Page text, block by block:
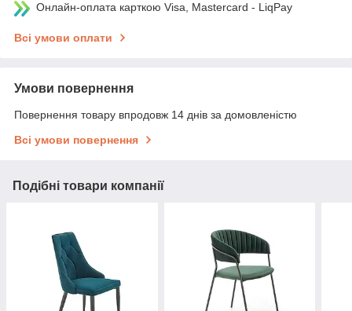
Онлайн-оплата карткою Visa, Mastercard - LiqPay
Всі умови оплати
Умови повернення
Повернення товару впродовж 14 днів за домовленістю
Всі умови повернення
Подібні товари компанії